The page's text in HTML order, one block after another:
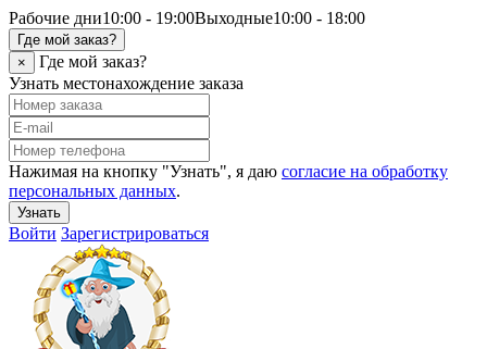
Рабочие дни10:00 - 19:00Выходные10:00 - 18:00
Где мой заказ?
×
Где мой заказ?
Узнать местонахождение заказа
Нажимая на кнопку "Узнать", я даю согласие на обработку
персональных данных.
Узнать
Войти Зарегистрироваться